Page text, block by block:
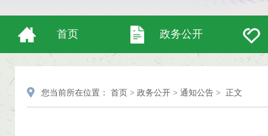
首页 政务公开
您当前所在位置： 首页 > 政务公开 > 通知公告 > 正文